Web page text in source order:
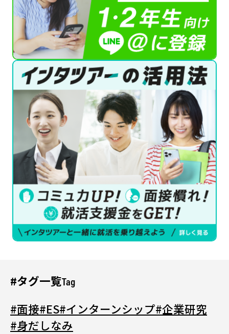
Tag
#タグ一覧
#面接#ES#インターンシップ#企業研究
#身だしなみ